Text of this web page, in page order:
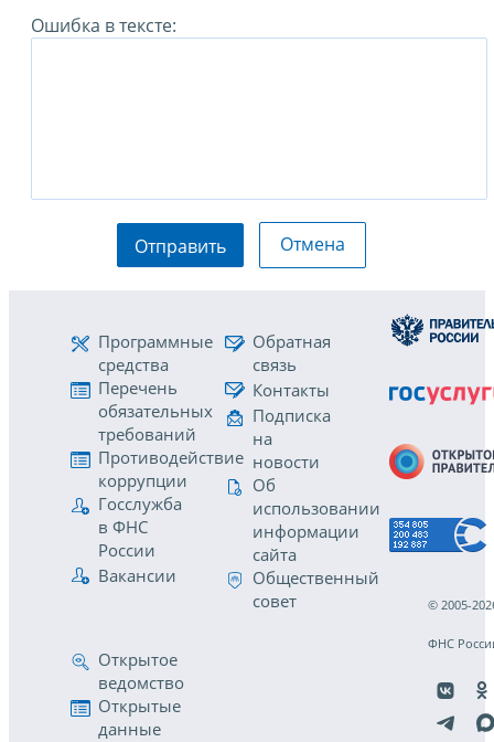
Ошибка в тексте:
Отправить Отмена
Программные
средства
Перечень
обязательных
требований
Противодействие
коррупции
Госслужба
в ФНС
России
Вакансии
Обратная
связь
Контакты
Подписка
на
новости
Об
использовании
информации
сайта
Общественный
совет
Открытое
ведомство
Открытые
данные
© 2005-
ФНС